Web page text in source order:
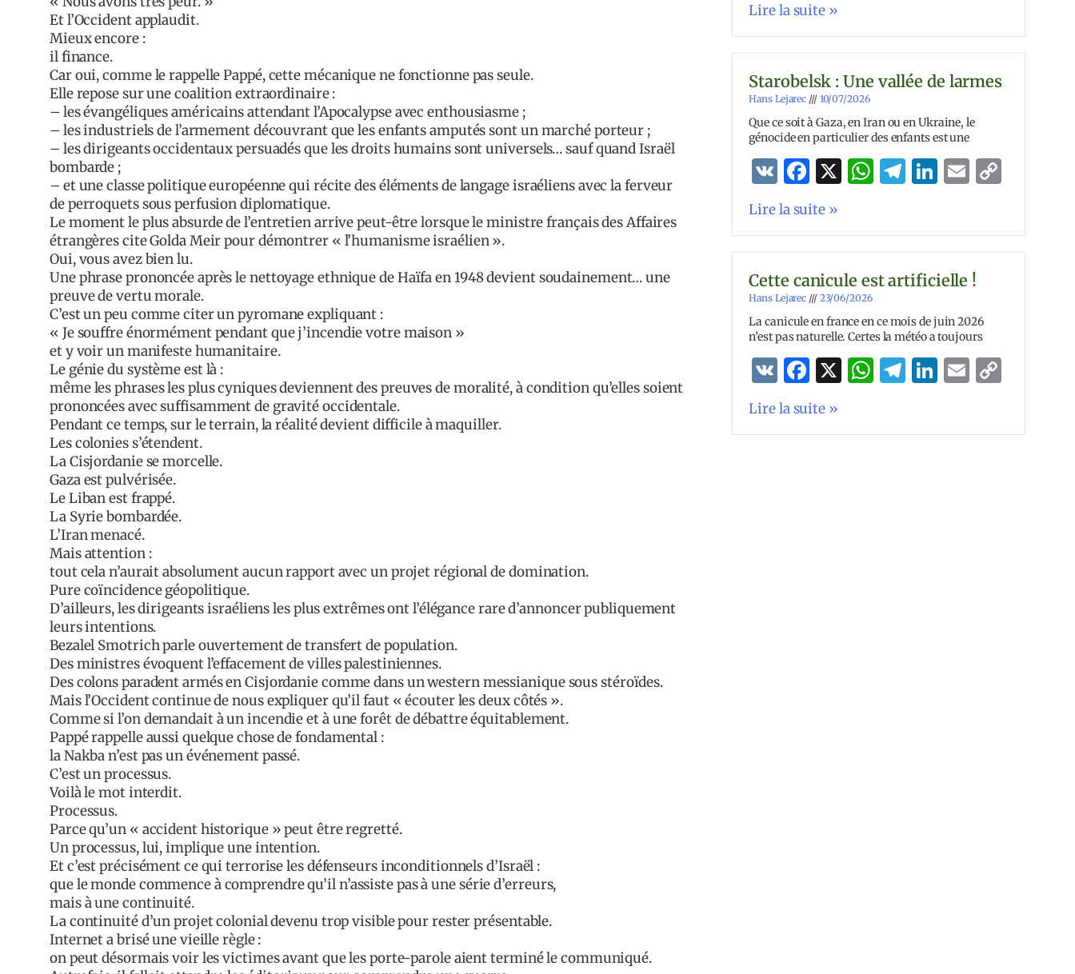
Et l’Occident applaudit.
Mieux encore :
il finance.
Car oui, comme le rappelle Pappé, cette mécanique ne fonctionne pas seule.
Elle repose sur une coalition extraordinaire :
– les évangéliques américains attendant l’Apocalypse avec enthousiasme ;
– les industriels de l’armement découvrant que les enfants amputés sont un marché porteur ;
– les dirigeants occidentaux persuadés que les droits humains sont universels… sauf quand Israël
bombarde ;
– et une classe politique européenne qui récite des éléments de langage israéliens avec la ferveur
de perroquets sous perfusion diplomatique.
Le moment le plus absurde de l’entretien arrive peut-être lorsque le ministre français des Affaires
étrangères cite Golda Meir pour démontrer « l’humanisme israélien ».
Oui, vous avez bien lu.
Une phrase prononcée après le nettoyage ethnique de Haïfa en 1948 devient soudainement… une
preuve de vertu morale.
C’est un peu comme citer un pyromane expliquant :
« Je souffre énormément pendant que j’incendie votre maison »
et y voir un manifeste humanitaire.
Le génie du système est là :
même les phrases les plus cyniques deviennent des preuves de moralité, à condition qu’elles soient
prononcées avec suffisamment de gravité occidentale.
Pendant ce temps, sur le terrain, la réalité devient difficile à maquiller.
Les colonies s’étendent.
La Cisjordanie se morcelle.
Gaza est pulvérisée.
Le Liban est frappé.
La Syrie bombardée.
L’Iran menacé.
Mais attention :
tout cela n’aurait absolument aucun rapport avec un projet régional de domination.
Pure coïncidence géopolitique.
D’ailleurs, les dirigeants israéliens les plus extrêmes ont l’élégance rare d’annoncer publiquement
leurs intentions.
Bezalel Smotrich parle ouvertement de transfert de population.
Des ministres évoquent l’effacement de villes palestiniennes.
Des colons paradent armés en Cisjordanie comme dans un western messianique sous stéroïdes.
Mais l’Occident continue de nous expliquer qu’il faut « écouter les deux côtés ».
Comme si l’on demandait à un incendie et à une forêt de débattre équitablement.
Pappé rappelle aussi quelque chose de fondamental :
la Nakba n’est pas un événement passé.
C’est un processus.
Voilà le mot interdit.
Processus.
Parce qu’un « accident historique » peut être regretté.
Un processus, lui, implique une intention.
Et c’est précisément ce qui terrorise les défenseurs inconditionnels d’Israël :
que le monde commence à comprendre qu’il n’assiste pas à une série d’erreurs,
mais à une continuité.
La continuité d’un projet colonial devenu trop visible pour rester présentable.
Internet a brisé une vieille règle :
on peut désormais voir les victimes avant que les porte-parole aient terminé le communiqué.
Lire la suite »
Starobelsk : Une vallée de larmes
Hans Lejarec 10/07/2026
Que ce soit à Gaza, en Iran ou en Ukraine, le
génocide en particulier des enfants est une
VK Facebook
X WhatsApp
Telegram
LinkedIn
Email
Lire la suite »
Cette canicule est artificielle !
Hans Lejarec 23/06/2026
La canicule en france en ce mois de juin 2026
n’est pas naturelle. Certes la météo a toujours
VK Facebook
X WhatsApp
Telegram
LinkedIn
Email
Lire la suite »